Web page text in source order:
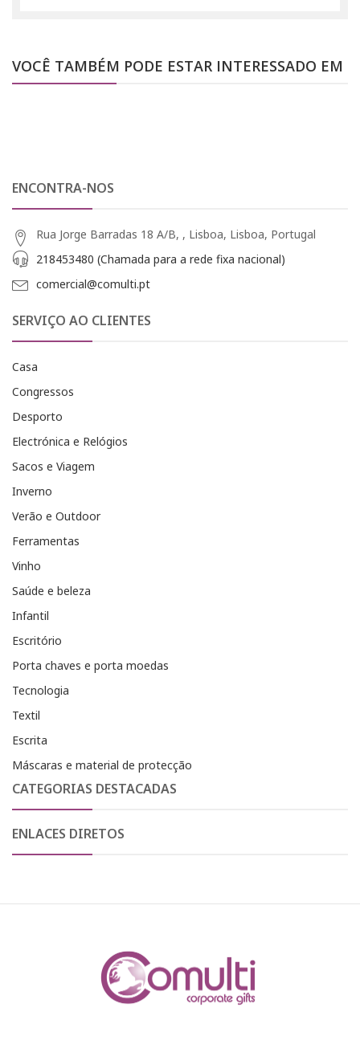
VOCÊ TAMBÉM PODE ESTAR INTERESSADO EM
ENCONTRA-NOS
Rua Jorge Barradas 18 A/B, , Lisboa, Lisboa, Portugal
218453480 (Chamada para a rede fixa nacional)
comercial@comulti.pt
SERVIÇO AO CLIENTES
Casa
Congressos
Desporto
Electrónica e Relógios
Sacos e Viagem
Inverno
Verão e Outdoor
Ferramentas
Vinho
Saúde e beleza
Infantil
Escritório
Porta chaves e porta moedas
Tecnologia
Textil
Escrita
Máscaras e material de protecção
CATEGORIAS DESTACADAS
ENLACES DIRETOS